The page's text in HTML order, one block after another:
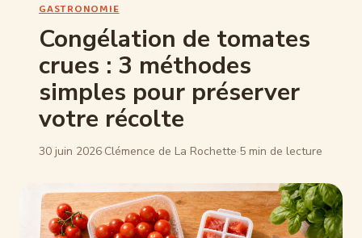
Bricolage
Jardinage
Maison & Déco
GASTRONOMIE
Congélation de tomates
crues : 3 méthodes
simples pour préserver
votre récolte
30 juin 2026·Clémence de La Rochette·5 min de lecture